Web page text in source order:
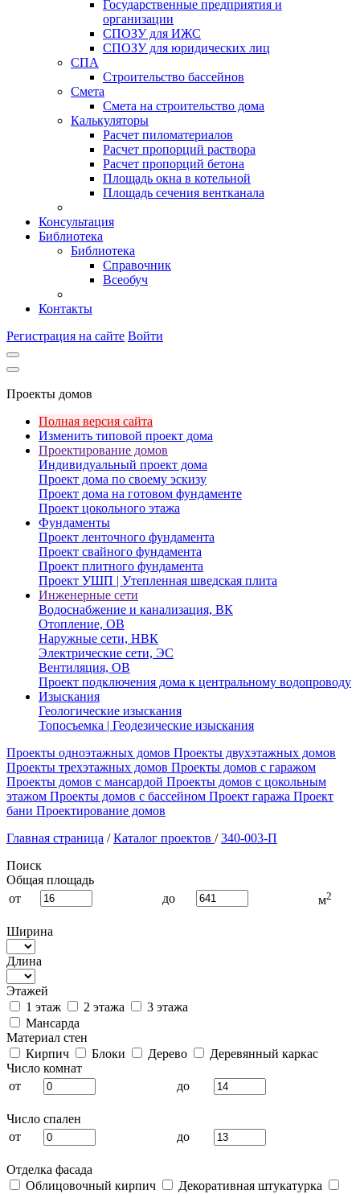
Государственные предприятия и
организации
СПОЗУ для ИЖС
СПОЗУ для юридических лиц
СПА
Строительство бассейнов
Смета
Смета на строительство дома
Калькуляторы
Расчет пиломатериалов
Расчет пропорций раствора
Расчет пропорций бетона
Площадь окна в котельной
Площадь сечения вентканала
Консультация
Библиотека
Библиотека
Справочник
Всеобуч
Контакты
Регистрация на сайте Войти
Проекты домов
Полная версия сайта
Изменить типовой проект дома
Проектирование домов
Индивидуальный проект дома
Проект дома по своему эскизу
Проект дома на готовом фундаменте
Проект цокольного этажа
Фундаменты
Проект ленточного фундамента
Проект свайного фундамента
Проект плитного фундамента
Проект УШП | Утепленная шведская плита
Инженерные сети
Водоснабжение и канализация, ВК
Отопление, ОВ
Наружные сети, НВК
Электрические сети, ЭС
Вентиляция, ОВ
Проект подключения дома к центральному водопроводу
Изыскания
Геологические изыскания
Топосъемка | Геодезические изыскания
Проекты одноэтажных домов Проекты двухэтажных домов
Проекты трехэтажных домов Проекты домов с гаражом
Проекты домов с мансардой Проекты домов с цокольным
этажом Проекты домов с бассейном Проект гаража Проект
бани Проектирование домов
Главная страница / Каталог проектов / 340-003-П
Поиск
Общая площадь
от
до м2
Ширина
Длина
Этажей
1 этаж
2 этажа
3 этажа
Мансарда
Материал стен
Кирпич
Блоки Дерево
Деревянный каркас
Число комнат
от
до
Число спален
от
до
Отделка фасада
Облицовочный кирпич
Декоративная штукатурка